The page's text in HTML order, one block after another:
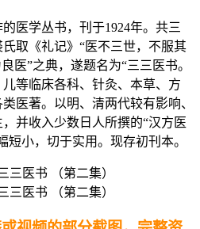
医学丛书，刊于1924年。共三
取《礼记》“医不三世，不服其
医”之典，遂题名为“三三医书。
等临床各科、针灸、本草、方
医著。以明、清两代较有影响、
并收入少数日人所撰的“汉方医
短小，切于实用。现存初刊本。